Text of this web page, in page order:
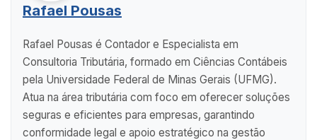
Rafael Pousas
Rafael Pousas é Contador e Especialista em
Consultoria Tributária, formado em Ciências Contábeis
pela Universidade Federal de Minas Gerais (UFMG).
Atua na área tributária com foco em oferecer soluções
seguras e eficientes para empresas, garantindo
conformidade legal e apoio estratégico na gestão